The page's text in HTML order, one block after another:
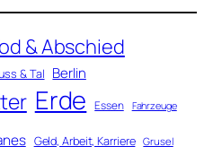
& Abschied
& Tal Berlin
Erde Essen Fahrzeuge
Geld, Arbeit, Karriere Grusel